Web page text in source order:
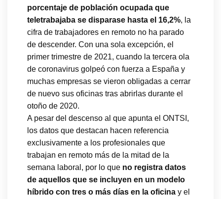
porcentaje de población ocupada que
teletrabajaba se disparase hasta el 16,2%, la
cifra de trabajadores en remoto no ha parado
de descender. Con una sola excepción, el
primer trimestre de 2021, cuando la tercera ola
de coronavirus golpeó con fuerza a España y
muchas empresas se vieron obligadas a cerrar
de nuevo sus oficinas tras abrirlas durante el
otoño de 2020.
A pesar del descenso al que apunta el ONTSI,
los datos que destacan hacen referencia
exclusivamente a los profesionales que
trabajan en remoto más de la mitad de la
semana laboral, por lo que no registra datos
de aquellos que se incluyen en un modelo
híbrido con tres o más días en la oficina y el